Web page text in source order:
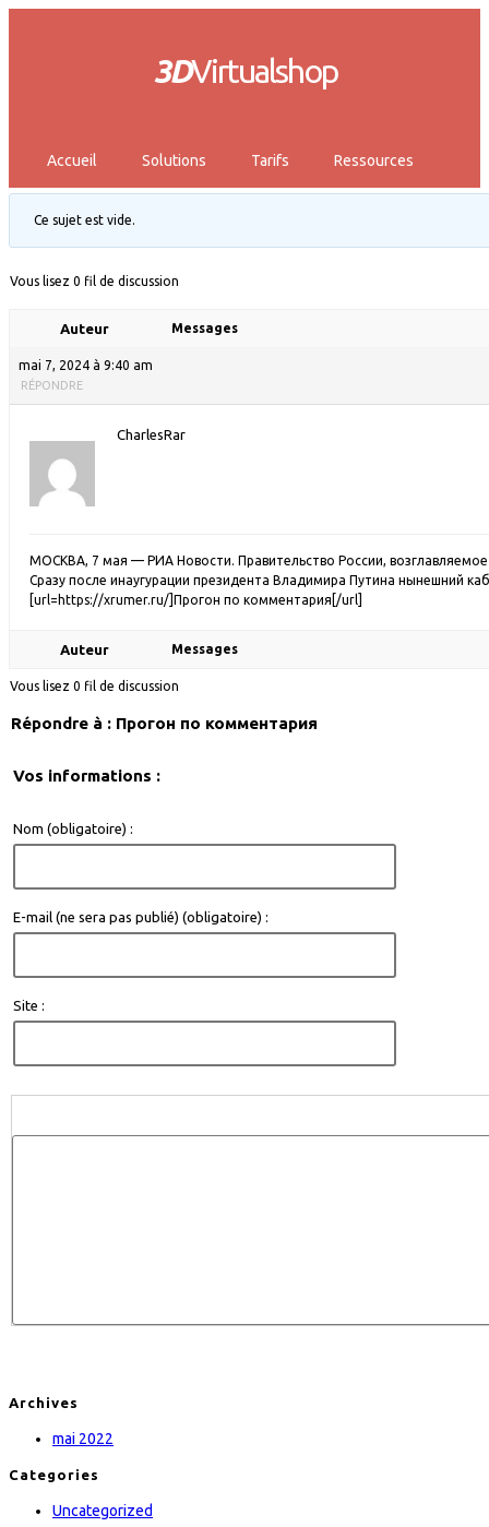
3DVirtualshop
Accueil Solutions Tarifs Ressources
Ce sujet est vide.
Vous lisez 0 fil de discussion
Auteur Messages
mai 7, 2024 à 9:40 am
RÉPONDRE
CharlesRar
МОСКВА, 7 мая — РИА Новости. Правительство России,
Сразу после инаугурации президента Владимира Путина нынешний
[url=https://xrumer.ru/]Прогон по комментария[/url]
Auteur Messages
Vous lisez 0 fil de discussion
Répondre à : Прогон по комментария
Vos informations :
Nom (obligatoire) :
E-mail (ne sera pas publié) (obligatoire) :
Site :
Archives
mai 2022
Categories
Uncategorized